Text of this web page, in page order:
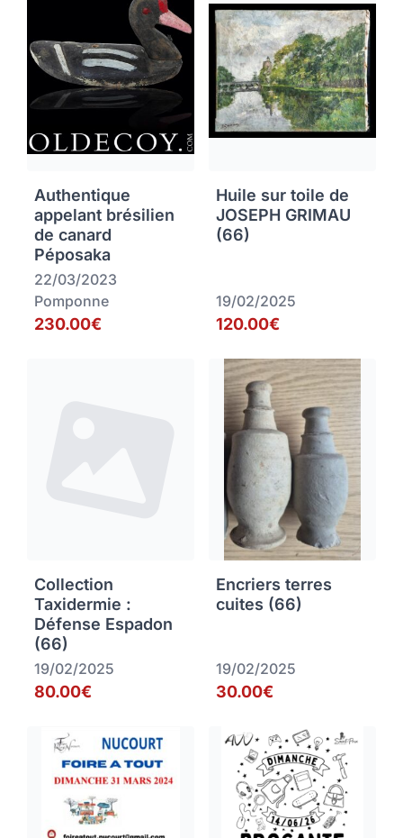
Authentique
appelant brésilien
de canard
Péposaka
22/03/2023
Pomponne
230.00€
Huile sur toile de
JOSEPH GRIMAU
(66)
19/02/2025
120.00€
Collection
Taxidermie :
Défense Espadon
(66)
19/02/2025
80.00€
Encriers terres
cuites (66)
19/02/2025
30.00€